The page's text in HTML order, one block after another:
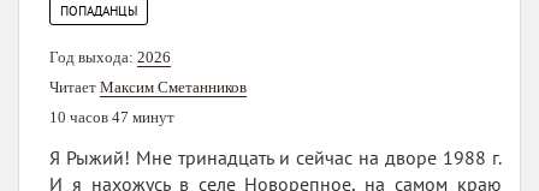
ПОПАДАНЦЫ
Год выхода: 2026
Читает Максим Сметанников
10 часов 47 минут
Я Рыжий! Мне тринадцать и сейчас на дворе 1988 г.
И я нахожусь в селе Новорепное, на самом краю